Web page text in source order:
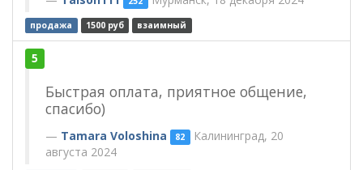
продажа 1500 руб взаимный
5
Быстрая оплата, приятное общение,
спасибо)
Tamara Voloshina 82 Калининград, 20
августа 2024